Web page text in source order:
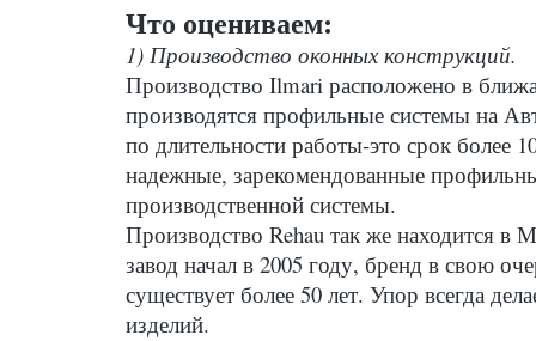
Что оцениваем:
1) Производство оконных конструкций.
Производство Ilmari расположено в
производятся профильные системы на
по длительности работы-это срок более
надежные, зарекомендованные
производственной системы.
Производство Rehau так же находится в
завод начал в 2005 году, бренд в свою
существует более 50 лет. Упор всегда
изделий.